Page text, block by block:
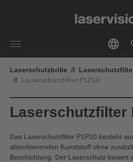
Laserschutzbrille //
// Laserschutzfilter P1P10
Laserschutzfilter
Das Laserschutzfilter P1P10 besteht
absorbierenden Kunststoff ohne
Beschichtung. Der Laserschutz basiert